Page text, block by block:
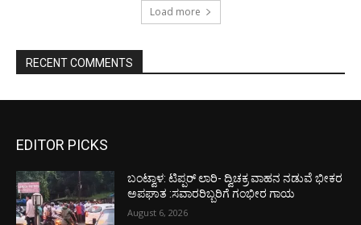
Load more
RECENT COMMENTS
EDITOR PICKS
ಬಂಟ್ವಾಳ: ಟಿಪ್ಪರ್ ಲಾರಿ- ದ್ವಿಚಕ್ರ ವಾಹನ ನಡುವೆ ಭೀಕರ
ಅಪಘಾತ :ಸವಾರರಿಬ್ಬರಿಗೆ ಗಂಭೀರ ಗಾಯ
August 6, 2026